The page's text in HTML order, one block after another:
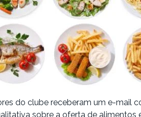
do clube receberam um e-mail
sobre a oferta de alimentos